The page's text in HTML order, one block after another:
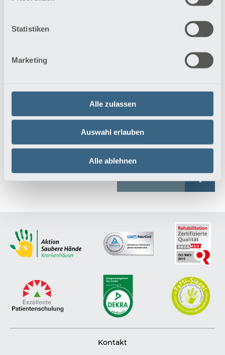
Statistiken
Marketing
Alle zulassen
Auswahl erlauben
Alle ablehnen
Die mit * gekennzeichneten Felder sind Pflichtfelder.
Bitte stellen Sie aus datenschutzrechtlichen Gründen über
dieses Formular keine medizinischen Anfragen.
Kontakt